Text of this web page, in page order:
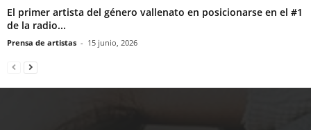
El primer artista del género vallenato en posicionarse en el #1
de la radio...
Prensa de artistas - 15 junio, 2026